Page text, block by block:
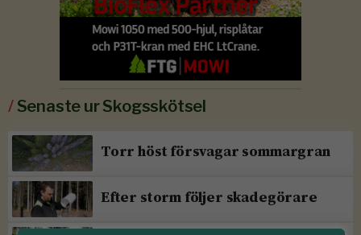
/Senaste ur Skogsskötsel
Torr höst försvagar sommargran
Efter storm följer skadegörare